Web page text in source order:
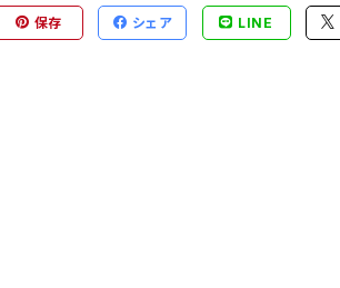
保存 シェア LINE